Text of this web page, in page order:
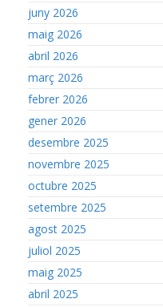
juny 2026
maig 2026
abril 2026
març 2026
febrer 2026
gener 2026
desembre 2025
novembre 2025
octubre 2025
setembre 2025
agost 2025
juliol 2025
maig 2025
abril 2025